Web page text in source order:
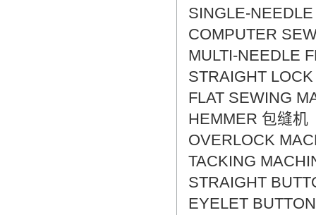
SINGLE-
COMPUTER
MULTI-NEEDLE
STRAIGHT
FLAT SEWING
HEMMER 包缝机
OVERLOCK
TACKING
STRAIGHT
EYELET